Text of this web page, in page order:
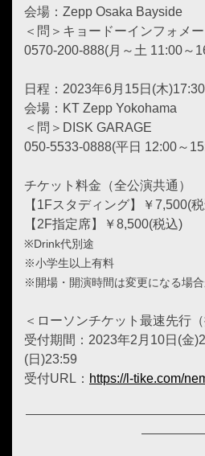
会場：Zepp Osaka Bayside
＜問＞キョードーインフォメ
0570-200-888(月～土 11:00～
日程：2023年6月15日(木
会場：KT Zepp Yokohama
＜問＞DISK GARAGE
050-5533-0888(平日 12:00～
チケット料金（全公演共通）
【1Fスタディング】￥7,500(
【2F指定席】￥8,500(税込)
※Drink代別途
※小学生以上有料
※開場・開演時間は変更になる場
＜ローソンチケット最速先行
受付期間：2023年2月10日(金
(日)23:59
受付URL： https://l-tike.com/